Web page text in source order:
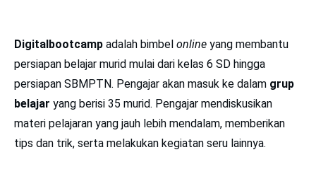
Digitalbootcamp adalah bimbel online yang membantu
persiapan belajar murid mulai dari kelas 6 SD hingga
persiapan SBMPTN. Pengajar akan masuk ke dalam grup
belajar yang berisi 35 murid. Pengajar mendiskusikan
materi pelajaran yang jauh lebih mendalam, memberikan
tips dan trik, serta melakukan kegiatan seru lainnya.